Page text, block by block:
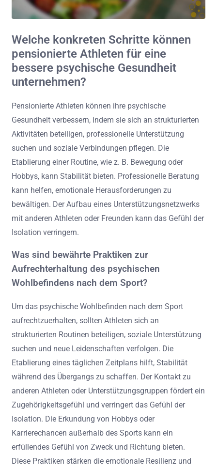
Welche konkreten Schritte können
pensionierte Athleten für eine
bessere psychische Gesundheit
unternehmen?
Pensionierte Athleten können ihre psychische
Gesundheit verbessern, indem sie sich an strukturierten
Aktivitäten beteiligen, professionelle Unterstützung
suchen und soziale Verbindungen pflegen. Die
Etablierung einer Routine, wie z. B. Bewegung oder
Hobbys, kann Stabilität bieten. Professionelle Beratung
kann helfen, emotionale Herausforderungen zu
bewältigen. Der Aufbau eines Unterstützungsnetzwerks
mit anderen Athleten oder Freunden kann das Gefühl der
Isolation verringern.
Was sind bewährte Praktiken zur
Aufrechterhaltung des psychischen
Wohlbefindens nach dem Sport?
Um das psychische Wohlbefinden nach dem Sport
aufrechtzuerhalten, sollten Athleten sich an
strukturierten Routinen beteiligen, soziale Unterstützung
suchen und neue Leidenschaften verfolgen. Die
Etablierung eines täglichen Zeitplans hilft, Stabilität
während des Übergangs zu schaffen. Der Kontakt zu
anderen Athleten oder Unterstützungsgruppen fördert ein
Zugehörigkeitsgefühl und verringert das Gefühl der
Isolation. Die Erkundung von Hobbys oder
Karrierechancen außerhalb des Sports kann ein
erfüllendes Gefühl von Zweck und Richtung bieten.
Diese Praktiken stärken die emotionale Resilienz und